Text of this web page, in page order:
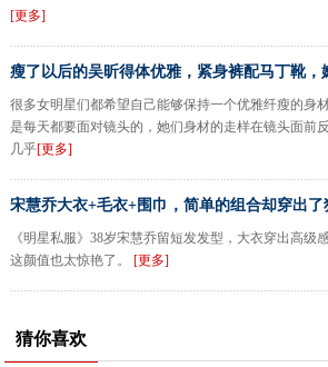
[更多]
瘦了以后的吴昕得体优雅，紧身裤配马丁靴，
很多女明星们都希望自己能够保持一个优雅纤瘦的身
是每天都要面对镜头的，她们身材的走样在镜头面前
几乎[更多]
宋慧乔大衣+毛衣+围巾，简单的组合却穿出了
《明星私服》38岁宋慧乔留短发发型，大衣穿出高级
这颜值也太惊艳了。 [更多]
猜你喜欢